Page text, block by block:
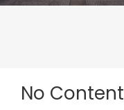
No Content